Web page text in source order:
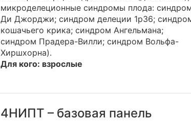
микроделеционные синдромы плода:
Ди Джорджи; синдром делеции 1p36;
кошачьего крика; синдром Ангельмана;
синдром Прадера-Вилли; синдром Вольфа-
Хиршхорна).
Для кого: взрослые
4НИПТ – базовая панель